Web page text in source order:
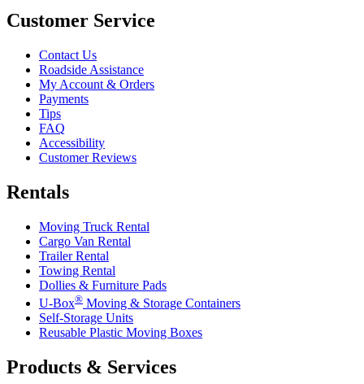
Customer Service
Contact Us
Roadside Assistance
My Account & Orders
Payments
Tips
FAQ
Accessibility
Customer Reviews
Rentals
Moving Truck Rental
Cargo Van Rental
Trailer Rental
Towing Rental
Dollies & Furniture Pads
U-Box® Moving & Storage Containers
Self-Storage Units
Reusable Plastic Moving Boxes
Products & Services